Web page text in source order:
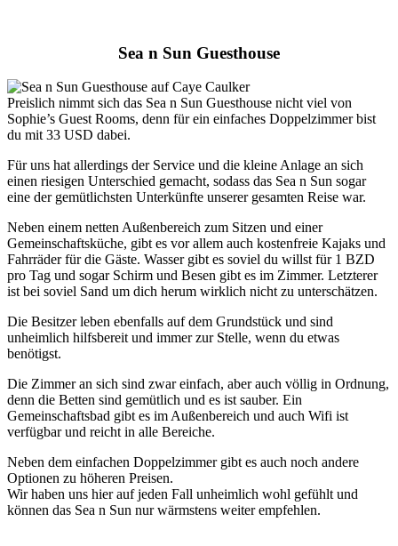
Sea n Sun Guesthouse
Preislich nimmt sich das Sea n Sun Guesthouse nicht viel von
Sophie’s Guest Rooms, denn für ein einfaches Doppelzimmer bist
du mit 33 USD dabei.
Für uns hat allerdings der Service und die kleine Anlage an sich
einen riesigen Unterschied gemacht, sodass das Sea n Sun sogar
eine der gemütlichsten Unterkünfte unserer gesamten Reise war.
Neben einem netten Außenbereich zum Sitzen und einer
Gemeinschaftsküche, gibt es vor allem auch kostenfreie Kajaks und
Fahrräder für die Gäste. Wasser gibt es soviel du willst für 1 BZD
pro Tag und sogar Schirm und Besen gibt es im Zimmer. Letzterer
ist bei soviel Sand um dich herum wirklich nicht zu unterschätzen.
Die Besitzer leben ebenfalls auf dem Grundstück und sind
unheimlich hilfsbereit und immer zur Stelle, wenn du etwas
benötigst.
Die Zimmer an sich sind zwar einfach, aber auch völlig in Ordnung,
denn die Betten sind gemütlich und es ist sauber. Ein
Gemeinschaftsbad gibt es im Außenbereich und auch Wifi ist
verfügbar und reicht in alle Bereiche.
Neben dem einfachen Doppelzimmer gibt es auch noch andere
Optionen zu höheren Preisen.
Wir haben uns hier auf jeden Fall unheimlich wohl gefühlt und
können das Sea n Sun nur wärmstens weiter empfehlen.